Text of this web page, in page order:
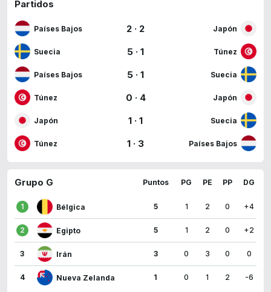
Partidos
Países Bajos 2 · 2 Japón
Suecia 5 · 1 Túnez
Países Bajos 5 · 1 Suecia
Túnez 0 · 4 Japón
Japón 1 · 1 Suecia
Túnez 1 · 3 Países Bajos
Grupo G Puntos PG PE PP DG
1 Bélgica 5 1 2 0 +4
2 Egipto 5 1 2 0 +2
3 Irán 3 0 3 0 0
4 Nueva Zelanda 1 0 1 2 -6